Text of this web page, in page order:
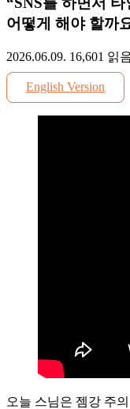
어떻게 해야 할까
2026.06.09. 16,601 읽
English Version
오늘 스님은 젬강 주